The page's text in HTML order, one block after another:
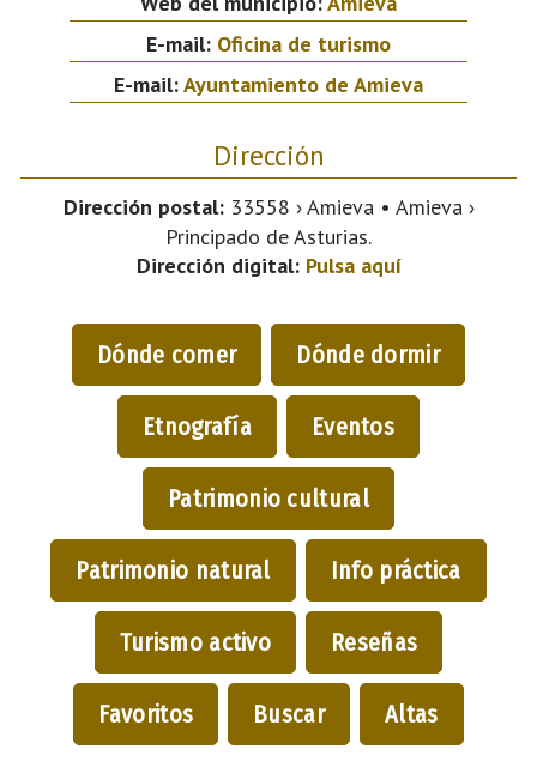
E-mail: Oficina de turismo
E-mail:Ayuntamiento de Amieva
Dirección
Dirección postal:33558 › Amieva • Amieva ›
Principado de Asturias.
Dirección digital: Pulsa aquí
Dónde comer Dónde dormir
Etnografía Eventos
Patrimonio cultural
Patrimonio natural Info práctica
Turismo activo Reseñas
Favoritos Buscar Altas